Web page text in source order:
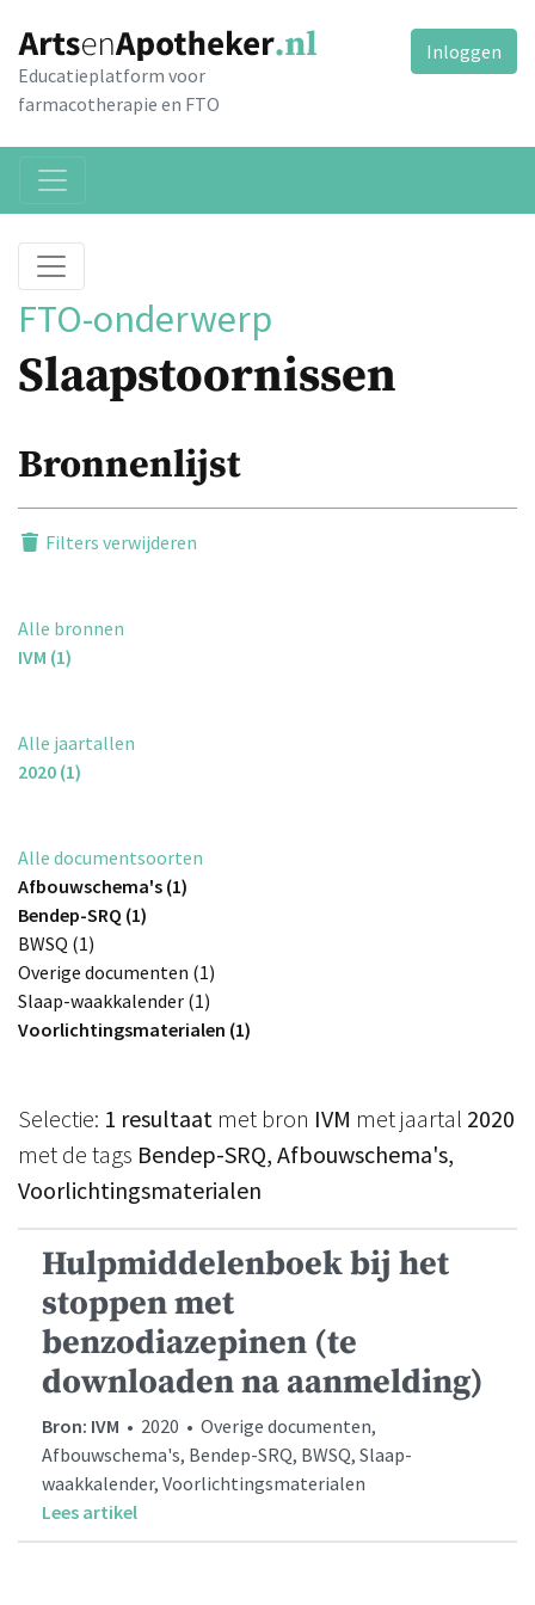
Educatieplatform voor
farmacotherapie en FTO
Inloggen
FTO-onderwerp
Slaapstoornissen
Bronnenlijst
Filters verwijderen
Alle bronnen
IVM (1)
Alle jaartallen
2020 (1)
Alle documentsoorten
Afbouwschema's (1)
Bendep-SRQ (1)
BWSQ (1)
Overige documenten (1)
Slaap-waakkalender (1)
Voorlichtingsmaterialen (1)
Selectie: 1 resultaat met bron IVM met jaartal 2020
met de tags Bendep-SRQ, Afbouwschema's,
Voorlichtingsmaterialen
Hulpmiddelenboek bij het
stoppen met
benzodiazepinen (te
downloaden na aanmelding)
Bron: IVM • 2020 • Overige documenten,
Afbouwschema's, Bendep-SRQ, BWSQ, Slaap-
waakkalender, Voorlichtingsmaterialen
Lees artikel